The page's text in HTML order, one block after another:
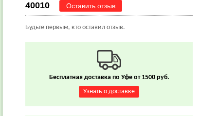
40010
Оставить отзыв
Будьте первым, кто оставил отзыв.
Бесплатная доставка по Уфе от 1500 руб.
Узнать о доставке